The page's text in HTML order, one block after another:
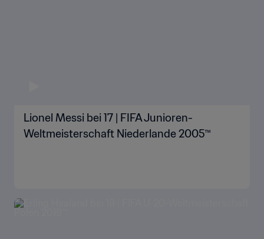
Lionel Messi bei 17 | FIFA Junioren-
Weltmeisterschaft Niederlande 2005™